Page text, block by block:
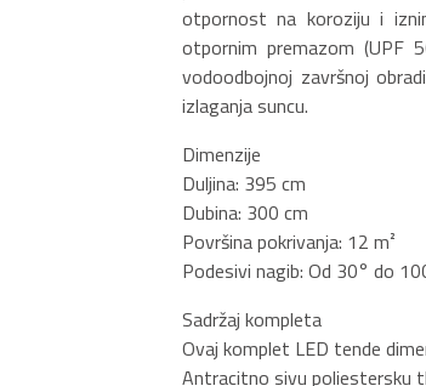
otpornost na koroziju i
otpornim premazom (UPF
vodoodbojnoj završnoj
izlaganja suncu.
Dimenzije
Duljina: 395 cm
Dubina: 300 cm
Površina pokrivanja: 12 m²
Podesivi nagib: Od 30° do
Sadržaj kompleta
Ovaj komplet LED tende
Antracitno sivu poliestersku